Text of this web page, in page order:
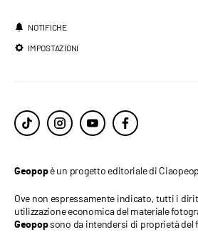
NOTIFICHE
IMPOSTAZIONI
Geopopè un progetto editoriale di
Ove non espressamente indicato, tutti i
utilizzazione economica del materiale
Geopopsono da intendersi di proprietà del